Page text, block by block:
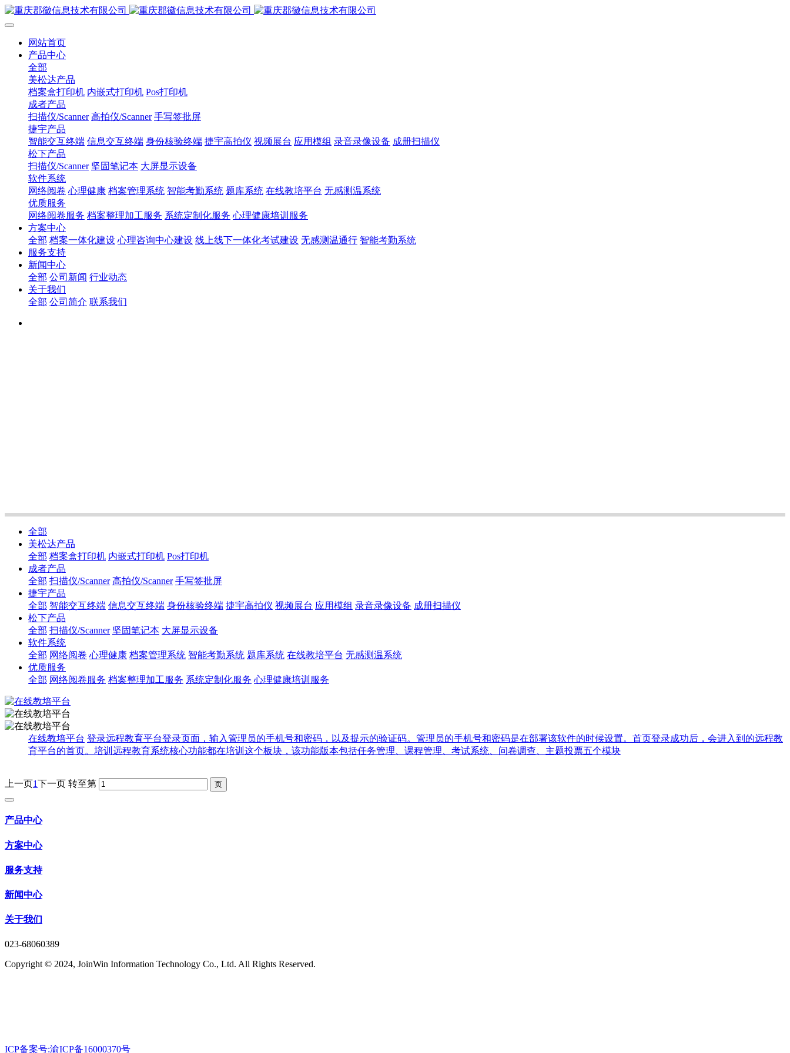
网站首页
产品中心
全部
美松达产品
档案盒打印机 内嵌式打印机 Pos打印机
成者产品
扫描仪/Scanner 高拍仪/Scanner 手写签批屏
捷宇产品
智能交互终端 信息交互终端 身份核验终端 捷宇高拍仪 视频展台 应用模组 录音录像设备 成册扫描仪
松下产品
扫描仪/Scanner 坚固笔记本 大屏显示设备
软件系统
网络阅卷 心理健康 档案管理系统 智能考勤系统 题库系统 在线教培平台 无感测温系统
优质服务
网络阅卷服务 档案整理加工服务 系统定制化服务 心理健康培训服务
方案中心
全部 档案一体化建设 心理咨询中心建设 线上线下一体化考试建设 无感测温通行 智能考勤系统
服务支持
新闻中心
全部 公司新闻 行业动态
关于我们
全部 公司简介 联系我们
全部
美松达产品
全部 档案盒打印机 内嵌式打印机 Pos打印机
成者产品
全部 扫描仪/Scanner 高拍仪/Scanner 手写签批屏
捷宇产品
全部 智能交互终端 信息交互终端 身份核验终端 捷宇高拍仪 视频展台 应用模组 录音录像设备 成册扫描仪
松下产品
全部 扫描仪/Scanner 坚固笔记本 大屏显示设备
软件系统
全部 网络阅卷 心理健康 档案管理系统 智能考勤系统 题库系统 在线教培平台 无感测温系统
优质服务
全部 网络阅卷服务 档案整理加工服务 系统定制化服务 心理健康培训服务
在线教培平台 登录远程教育平台登录页面，输入管理员的手机号和密码，以及提示的验证码。管理员的手机号和密码是在部署该软件的时候设置。首页登录成功后，会进入到的远程教
育平台的首页。培训远程教育系统核心功能都在培训这个板块，该功能版本包括任务管理、课程管理、考试系统、问卷调查、主题投票五个模块
上一页1下一页 转至第
产品中心
方案中心
服务支持
新闻中心
关于我们
023-68060389
Copyright © 2024, JoinWin Information Technology Co., Ltd. All Rights Reserved.
ICP备案号:渝ICP备16000370号